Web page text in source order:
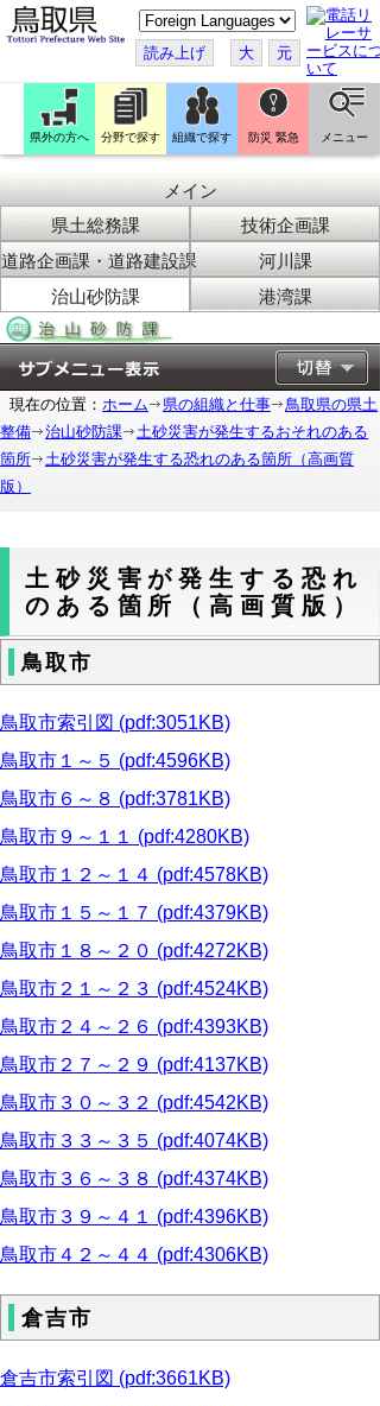
こ
の
ペ
ー
ジ
翻
訳
す
読み上げ 大 元
県外の方へ 分野で探す 組織で探す 防災 緊急 メニュー
メイン
県土総務課
技術企画課
道路企画課・道路建設課
河川課
治山砂防課
港湾課
現在の位置： ホーム 県の組織と仕事
鳥取県の県土
整備
治山砂防課
土砂災害が発生するおそれのある
箇所
土砂災害が発生する恐れのある箇所（高画質
版）
土砂災害が発生する恐れ
のある箇所（高画質版）
鳥取市
鳥取市索引図 (pdf:3051KB)
鳥取市１～５ (pdf:4596KB)
鳥取市６～８ (pdf:3781KB)
鳥取市９～１１ (pdf:4280KB)
鳥取市１２～１４ (pdf:4578KB)
鳥取市１５～１７ (pdf:4379KB)
鳥取市１８～２０ (pdf:4272KB)
鳥取市２１～２３ (pdf:4524KB)
鳥取市２４～２６ (pdf:4393KB)
鳥取市２７～２９ (pdf:4137KB)
鳥取市３０～３２ (pdf:4542KB)
鳥取市３３～３５ (pdf:4074KB)
鳥取市３６～３８ (pdf:4374KB)
鳥取市３９～４１ (pdf:4396KB)
鳥取市４２～４４ (pdf:4306KB)
倉吉市
倉吉市索引図 (pdf:3661KB)